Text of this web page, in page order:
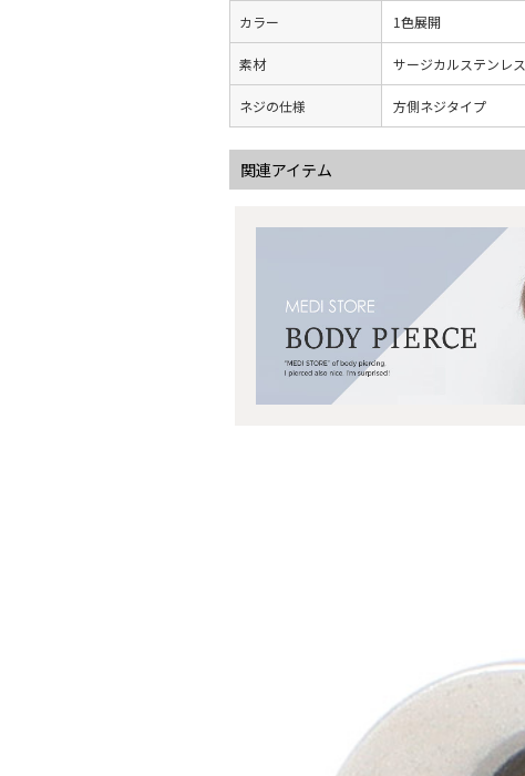
カラー 1色展開
素材 サージカルステンレス
ネジの仕様 方側ネジタイプ
関連アイテム